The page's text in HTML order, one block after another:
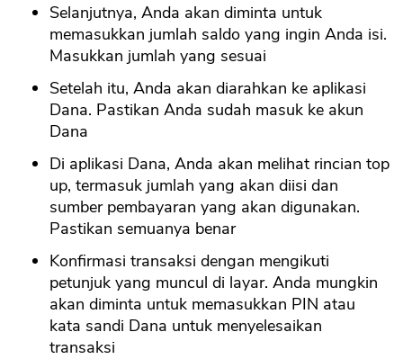
Selanjutnya, Anda akan diminta untuk
memasukkan jumlah saldo yang ingin Anda isi.
Masukkan jumlah yang sesuai
Setelah itu, Anda akan diarahkan ke aplikasi
Dana. Pastikan Anda sudah masuk ke akun
Dana
Di aplikasi Dana, Anda akan melihat rincian top
up, termasuk jumlah yang akan diisi dan
sumber pembayaran yang akan digunakan.
Pastikan semuanya benar
Konfirmasi transaksi dengan mengikuti
petunjuk yang muncul di layar. Anda mungkin
akan diminta untuk memasukkan PIN atau
kata sandi Dana untuk menyelesaikan
transaksi